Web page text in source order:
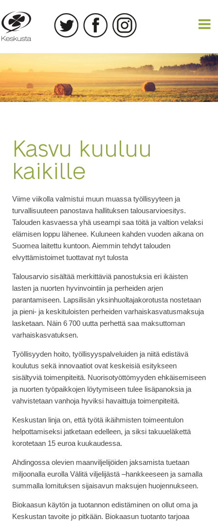
Kasvu kuuluu
kaikille
Viime viikolla valmistui muun muassa työllisyyteen ja
turvallisuuteen panostava hallituksen talousarvioesitys.
Talouden kasvaessa yhä useampi saa töitä ja valtion velaksi
elämisen loppu lähenee. Kuluneen kahden vuoden aikana on
Suomea laitettu kuntoon. Aiemmin tehdyt talouden
elvyttämistoimet tuottavat nyt tulosta
Talousarvio sisältää merkittäviä panostuksia eri ikäisten
lasten ja nuorten hyvinvointiin ja perheiden arjen
parantamiseen. Lapsilisän yksinhuoltajakorotusta nostetaan
ja pieni- ja keskituloisten perheiden varhaiskasvatusmaksuja
lasketaan. Näin 6 700 uutta perhettä saa maksuttoman
varhaiskasvatuksen.
Työllisyyden hoito, työllisyyspalveluiden ja niitä edistävä
koulutus sekä innovaatiot ovat keskeisiä esitykseen
sisältyviä toimenpiteitä. Nuorisotyöttömyyden ehkäisemiseen
ja nuorten työpaikkojen löytymiseen tulee lisäpanoksia ja
vahvistetaan vanhoja hyviksi havaittuja toimenpiteitä.
Keskustan linja on, että työtä ikäihmisten toimeentulon
helpottamiseksi jatketaan edelleen, ja siksi takuueläkettä
korotetaan 15 euroa kuukaudessa.
Ahdingossa olevien maanviljelijöiden jaksamista tuetaan
miljoonalla eurolla Välitä viljelijästä –hankkeeseen ja samalla
summalla lomituksen sijaisavun maksujen huojennukseen.
Biokaasun käytön ja tuotannon edistäminen on ollut oma ja
Keskustan tavoite jo pitkään. Biokaasun tuotanto tarjoaa